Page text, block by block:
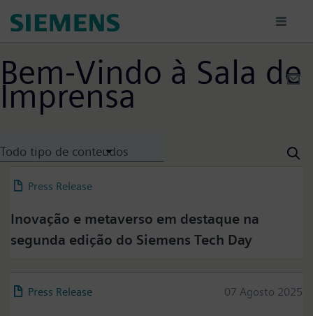
para
conteúdo
principal
Bem-Vindo à Sala de
Imprensa
Todo tipo de conteudos
Press Release
Inovação e metaverso em destaque na
segunda edição do Siemens Tech Day
Press Release 07 Agosto 2025